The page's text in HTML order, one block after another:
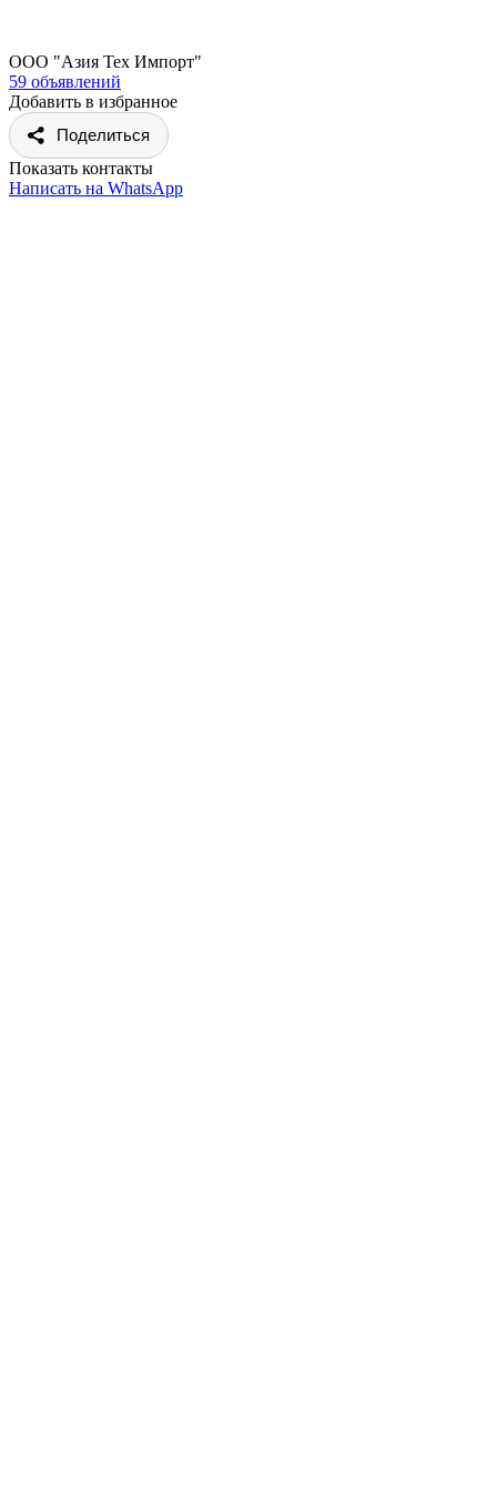
ООО "Азия Тех Импорт"
59 объявлений
Добавить в избранное
Поделиться
Показать контакты
Написать на WhatsApp